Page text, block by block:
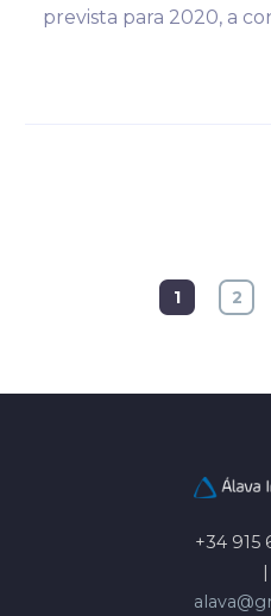
prevista para 2020, a
1 2
+34 915
|